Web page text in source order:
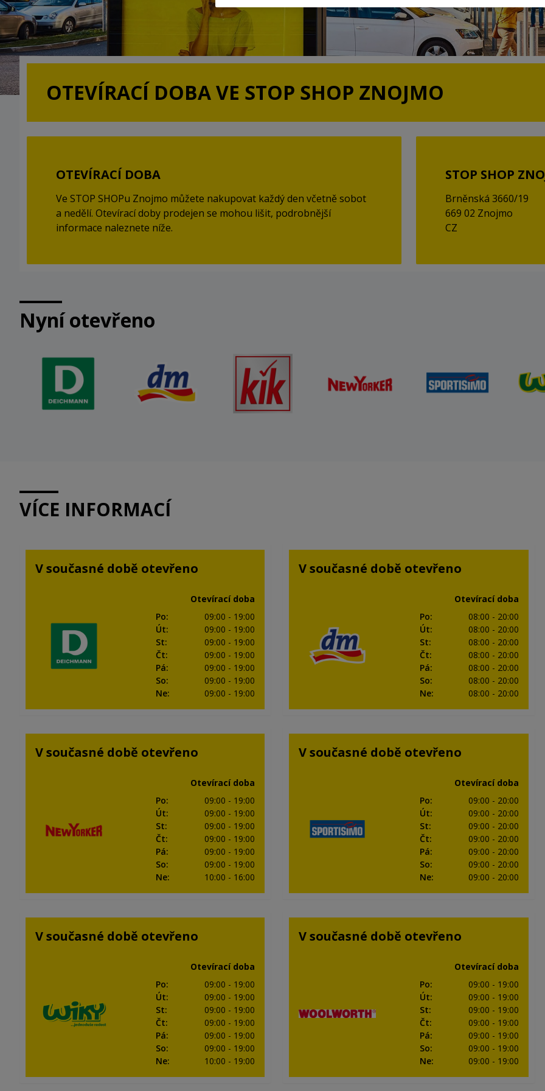
OTEVÍRACÍ DOBA VE STOP SHOP ZNOJMO
STOP SHOP
Brněnská 3660/19
669 02 Znojmo
CZ
OTEVÍRACÍ DOBA
Ve STOP SHOPu Znojmo můžete nakupovat každý den včetně sobot
a nedělí. Otevírací doby prodejen se mohou lišit, podrobnější
informace naleznete níže.
Nyní otevřeno
VÍCE INFORMACÍ
V současné době otevřeno
Otevírací doba
Po: 09:00 - 19:00
Út: 09:00 - 19:00
St: 09:00 - 19:00
Čt: 09:00 - 19:00
Pá: 09:00 - 19:00
So: 09:00 - 19:00
Ne: 09:00 - 19:00
V současné době otevřeno
Otevírací doba
Po: 08:00 - 20:00
Út: 08:00 - 20:00
St: 08:00 - 20:00
Čt: 08:00 - 20:00
Pá: 08:00 - 20:00
So: 08:00 - 20:00
Ne: 08:00 - 20:00
V současné době otevřeno
Otevírací doba
Po: 09:00 - 19:00
Út: 09:00 - 19:00
St: 09:00 - 19:00
Čt: 09:00 - 19:00
Pá: 09:00 - 19:00
So: 09:00 - 19:00
Ne: 10:00 - 16:00
V současné době otevřeno
Otevírací doba
Po: 09:00 - 20:00
Út: 09:00 - 20:00
St: 09:00 - 20:00
Čt: 09:00 - 20:00
Pá: 09:00 - 20:00
So: 09:00 - 20:00
Ne: 09:00 - 20:00
V současné době otevřeno
Otevírací doba
Po: 09:00 - 19:00
Út: 09:00 - 19:00
St: 09:00 - 19:00
Čt: 09:00 - 19:00
Pá: 09:00 - 19:00
So: 09:00 - 19:00
Ne: 10:00 - 19:00
V současné době otevřeno
Otevírací doba
Po: 09:00 - 19:00
Út: 09:00 - 19:00
St: 09:00 - 19:00
Čt: 09:00 - 19:00
Pá: 09:00 - 19:00
So: 09:00 - 19:00
Ne: 09:00 - 19:00